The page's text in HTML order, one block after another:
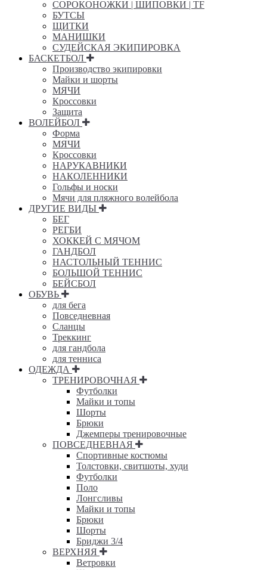
СОРОКОНОЖКИ | ШИПОВКИ | TF
БУТСЫ
ЩИТКИ
МАНИШКИ
СУДЕЙСКАЯ ЭКИПИРОВКА
БАСКЕТБОЛ
Производство экипировки
Майки и шорты
МЯЧИ
Кроссовки
Защита
ВОЛЕЙБОЛ
Форма
МЯЧИ
Кроссовки
НАРУКАВНИКИ
НАКОЛЕННИКИ
Гольфы и носки
Мячи для пляжного волейбола
ДРУГИЕ ВИДЫ
БЕГ
РЕГБИ
ХОККЕЙ С МЯЧОМ
ГАНДБОЛ
НАСТОЛЬНЫЙ ТЕННИС
БОЛЬШОЙ ТЕННИС
БЕЙСБОЛ
ОБУВЬ
для бега
Повседневная
Сланцы
Треккинг
для гандбола
для тенниса
ОДЕЖДА
ТРЕНИРОВОЧНАЯ
Футболки
Майки и топы
Шорты
Брюки
Джемперы тренировочные
ПОВСЕДНЕВНАЯ
Спортивные костюмы
Толстовки, свитшоты, худи
Футболки
Поло
Лонгсливы
Майки и топы
Брюки
Шорты
Бриджи 3/4
ВЕРХНЯЯ
Ветровки